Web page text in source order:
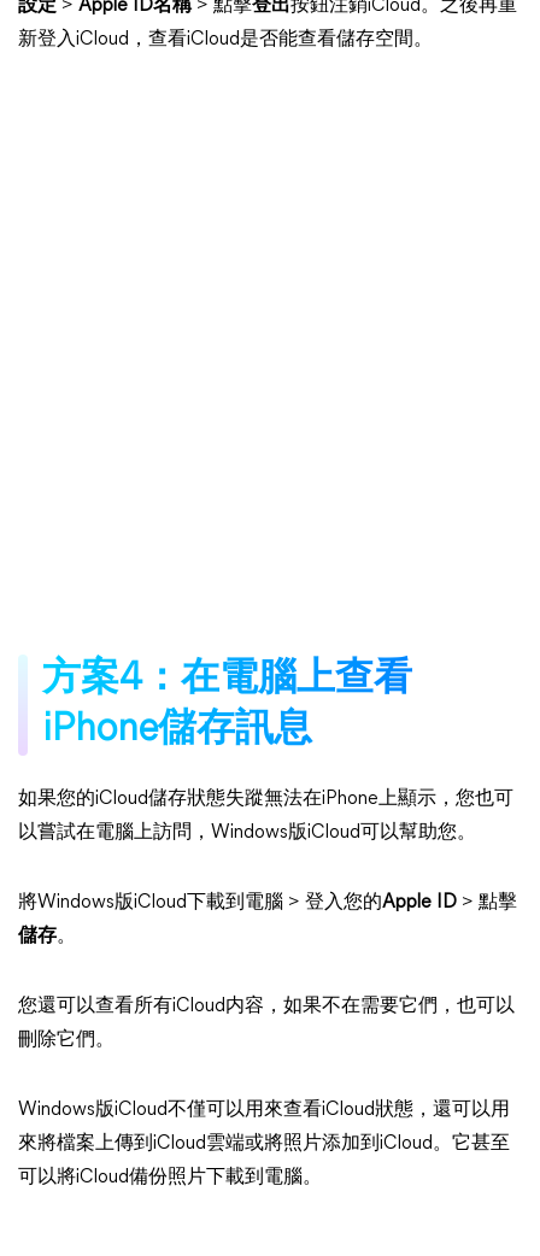
設定 > Apple ID名稱> 點擊登出按鈕注銷iCloud。之後再重
新登入iCloud，查看iCloud是否能查看儲存空間。
方案4：在電腦上查看
iPhone儲存訊息
如果您的iCloud儲存狀態失蹤無法在iPhone上顯示，您也可
以嘗試在電腦上訪問，Windows版iCloud可以幫助您。
將Windows版iCloud下載到電腦 > 登入您的Apple ID > 點擊
儲存。
您還可以查看所有iCloud内容，如果不在需要它們，也可以
刪除它們。
Windows版iCloud不僅可以用來查看iCloud狀態，還可以用
來將檔案上傳到iCloud雲端或將照片添加到iCloud。它甚至
可以將iCloud備份照片下載到電腦。